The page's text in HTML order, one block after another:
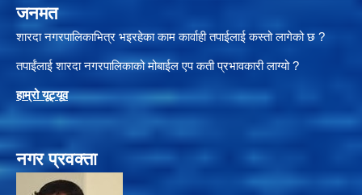
जनमत
शारदा नगरपालिकाभित्र भइरहेका काम कार्वाही तपाईलाई कस्तो लागेको छ ?
तपाईंलाई शारदा नगरपालिकाको मोबाईल एप कती प्रभावकारी लाग्यो ?
हाम्रो यूट्यूव
नगर प्रवक्ता